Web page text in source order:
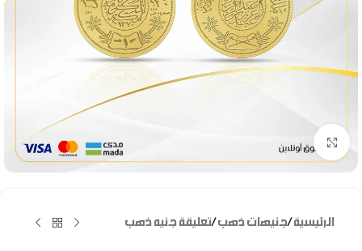
Click to enlarge
الرئيسية /جنيهات ذهب /تعليقة جنيه ذهب